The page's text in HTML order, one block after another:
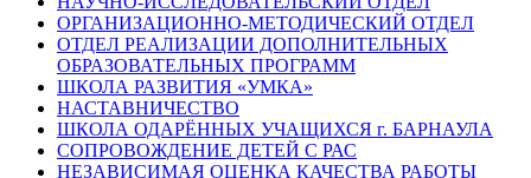
ОРГАНИЗАЦИОННО-МЕТОДИЧЕСКИЙ ОТДЕЛ
ОТДЕЛ РЕАЛИЗАЦИИ ДОПОЛНИТЕЛЬНЫХ
ОБРАЗОВАТЕЛЬНЫХ ПРОГРАММ
ШКОЛА РАЗВИТИЯ «УМКА»
НАСТАВНИЧЕСТВО
ШКОЛА ОДАРЁННЫХ УЧАЩИХСЯ г. БАРНАУЛА
СОПРОВОЖДЕНИЕ ДЕТЕЙ С РАС
НЕЗАВИСИМАЯ ОЦЕНКА КАЧЕСТВА РАБОТЫ